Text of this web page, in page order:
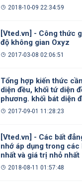
2018-10-09 22:34:59
[Vted.vn] - Công thức
độ không gian Oxyz
2017-03-08 02:06:51
Tổng hợp kiến thức
diện đều, khối tứ diện
phương. khối bát diện
đều, khối 20 mặt đều
2017-09-01 11:28:23
[Vted.vn] - Các bất
nhớ áp dụng trong
nhất và giá trị nhỏ nhất
2018-08-11 01:57:48